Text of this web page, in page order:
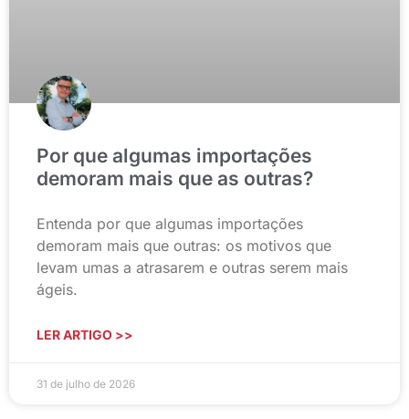
Por que algumas importações
demoram mais que as outras?
Entenda por que algumas importações
demoram mais que outras: os motivos que
levam umas a atrasarem e outras serem mais
ágeis.
LER ARTIGO >>
31 de julho de 2026